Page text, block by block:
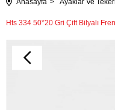
Anasayfa Ayaklar Ve
Hts 334 50*20 Gri Çift Bilyalı